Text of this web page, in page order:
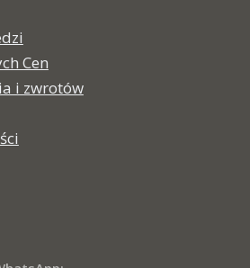
Cen
i zwrotów